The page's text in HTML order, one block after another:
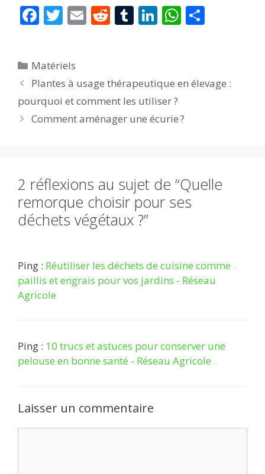
F
b
o
o
k
T
er
E R
t
T
r
Li
dI
n
W
A
p
p
er
Catégories
Matériels
Plantes à usage thérapeutique en élevage :
pourquoi et comment les utiliser ?
Comment aménager une écurie ?
2 réflexions au sujet de “Quelle
remorque choisir pour ses
déchets végétaux ?”
Ping : Réutiliser les déchets de cuisine comme
paillis et engrais pour vos jardins - Réseau
Agricole
Ping : 10 trucs et astuces pour conserver une
pelouse en bonne santé - Réseau Agricole
Laisser un commentaire